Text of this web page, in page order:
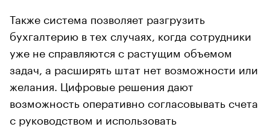
Также система позволяет разгрузить
бухгалтерию в тех случаях, когда сотрудники
уже не справляются с растущим объемом
задач, а расширять штат нет возможности или
желания. Цифровые решения дают
возможность оперативно согласовывать счета
с руководством и использовать